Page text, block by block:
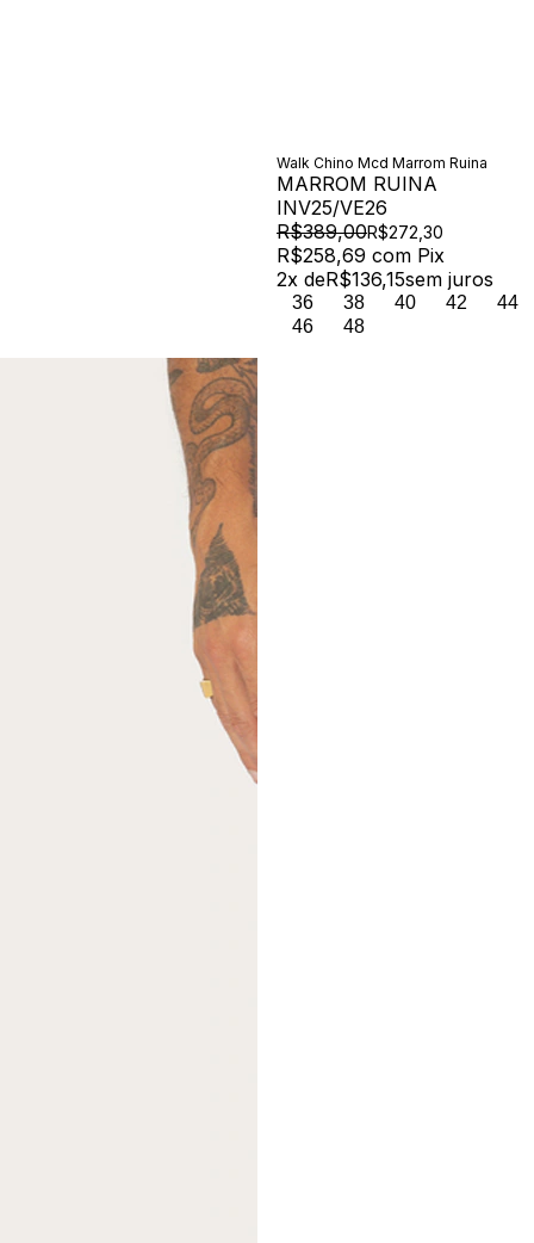
Walk Chino Mcd Marrom Ruina
MARROM RUINA
INV25/VE26
R$389,00R$272,30
R$258,69 com Pix
2x deR$136,15sem juros
36 38 40 42
44
46
48